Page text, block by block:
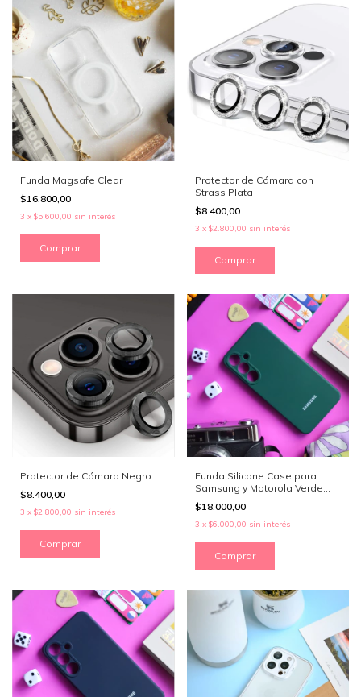
Funda Magsafe Clear
$16.800,00
3 x $5.600,00 sin interés
Comprar
Protector de Cámara con
Strass Plata
$8.400,00
3 x $2.800,00 sin interés
Comprar
Protector de Cámara Negro
$8.400,00
3 x $2.800,00 sin interés
Comprar
Funda Silicone Case para
Samsung y Motorola Verde
Musgo
$18.000,00
3 x $6.000,00 sin interés
Comprar